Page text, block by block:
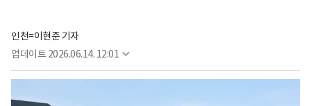
인천=이현준 기자
업데이트 2026.06.14. 12:01